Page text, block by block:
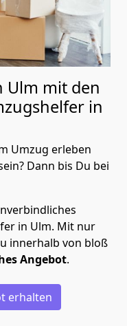
Ulm mit den
in
Umzug erleben
Dann bis Du bei
in Ulm. Mit nur
innerhalb von bloß
Angebot.
erhalten